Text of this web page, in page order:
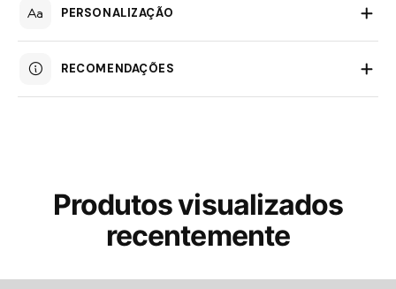
PERSONALIZAÇÃO
RECOMENDAÇÕES
Produtos visualizados
recentemente